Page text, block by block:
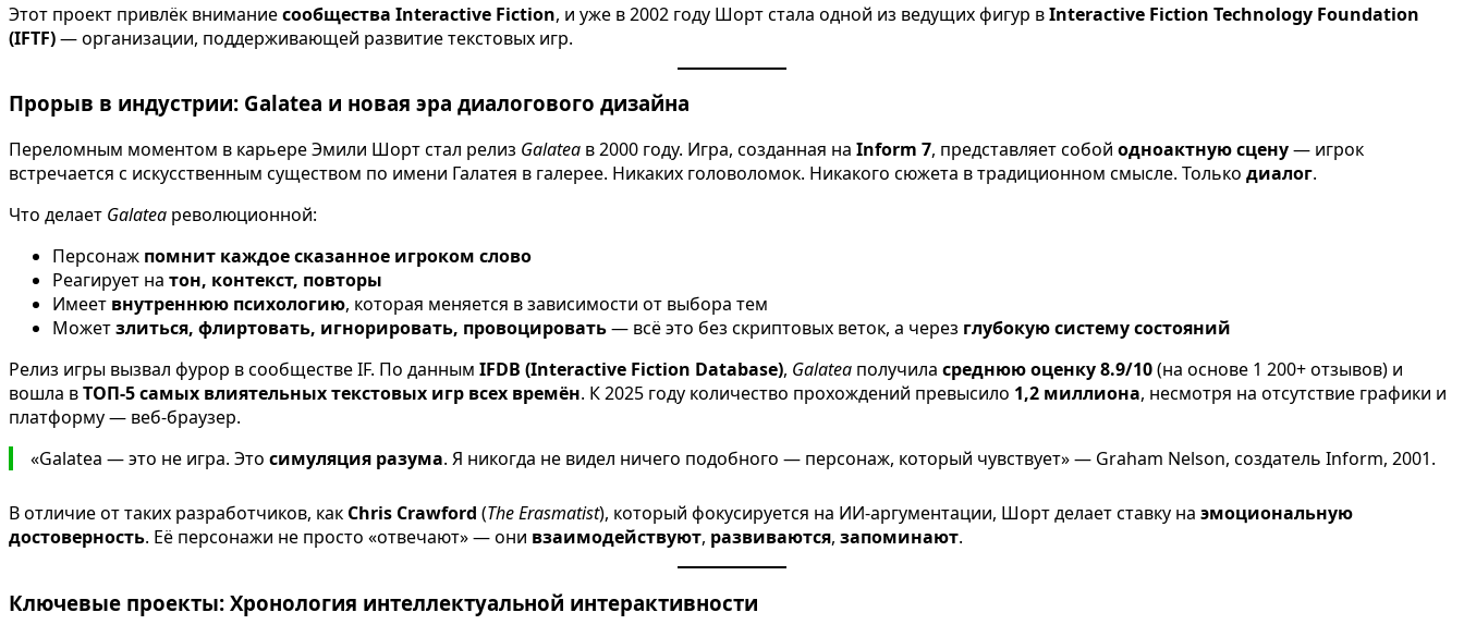
Этот проект привлёк вниманиесообщества Interactive Fiction, и уже в 2002 году Шорт стала одной из ведущих фигур вInteractive Fiction Technology Foundation
(IFTF)— организации, поддерживающей развитие текстовых игр.
Прорыв в индустрии: Galatea и новая эра диалогового дизайна
Переломным моментом в карьере Эмили Шорт стал релиз Galatea в 2000 году. Игра, созданная на Inform 7, представляет собой одноактную сцену— игрок
встречается с искусственным существом по имени Галатея в галерее. Никаких головоломок. Никакого сюжета в традиционном смысле. Только диалог.
Что делает Galatea революционной:
Персонаж помнит каждое сказанное игроком слово
Реагирует на тон, контекст, повторы
Имеет внутреннюю психологию, которая меняется в зависимости от выбора тем
Можетзлиться, флиртовать, игнорировать, провоцировать— всё это без скриптовых веток, а через глубокую систему состояний
Релиз игры вызвал фурор в сообществе IF. По данным IFDB (Interactive Fiction Database), Galatea получила среднюю оценку 8.9/10(на основе 1 200+ отзывов) и
вошла вТОП-5 самых влиятельных текстовых игр всех времён. К 2025 году количество прохождений превысило 1,2 миллиона, несмотря на отсутствие графики и
платформу — веб-браузер.
«Galatea — это не игра. Это симуляция разума. Я никогда не видел ничего подобного — персонаж, который чувствует» — Graham Nelson, создатель Inform, 2001.
В отличие от таких разработчиков, как Chris Crawford (The Erasmatist), который фокусируется на ИИ-аргументации, Шорт делает ставку на эмоциональную
достоверность. Её персонажи не просто «отвечают» — они взаимодействуют, развиваются, запоминают.
Ключевые проекты: Хронология интеллектуальной интерактивности